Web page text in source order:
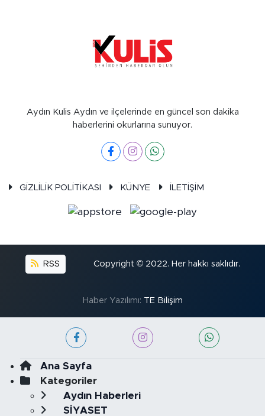
Aydın Kulis Aydın ve ilçelerinde en güncel son dakika
haberlerini okurlarına sunuyor.
GİZLİLİK POLİTİKASI KÜNYE İLETİŞİM
RSS Copyright © 2022. Her hakkı saklıdır.
Haber Yazılımı: TE Bilişim
Ana Sayfa
Kategoriler
Aydın Haberleri
SİYASET